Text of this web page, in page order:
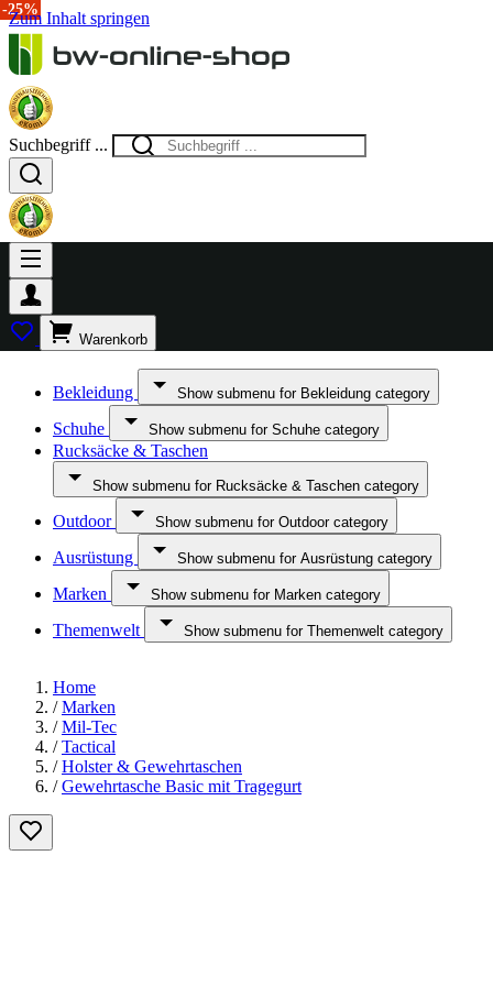
Zum Inhalt springen
Suchbegriff ...
Warenkorb
Bekleidung Show submenu for Bekleidung category
Schuhe Show submenu for Schuhe category
Rucksäcke & Taschen
Show submenu for Rucksäcke & Taschen category
Outdoor Show submenu for Outdoor category
Ausrüstung Show submenu for Ausrüstung category
Marken Show submenu for Marken category
Themenwelt Show submenu for Themenwelt category
Home
/ Marken
/ Mil-Tec
/ Tactical
/ Holster & Gewehrtaschen
/ Gewehrtasche Basic mit Tragegurt
-40%
-25%
-25%